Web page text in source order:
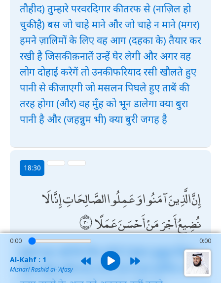
तौहीद) तुम्हारे परवरदिगार की तरफ से (नाज़िल हो
चुकी है) बस जो चाहे माने और जो चाहे न माने (मगर)
हमने ज़ालिमों के लिए वह आग (दहका के) तैयार कर
रखी है जिसकी क़नातें उन्हें घेर लेगी और अगर वह
लोग दोहाई करेगें तो उनकी फरियाद रसी खौलते हुए
पानी से की जाएगी जो मसलन पिघले हुए ताबें की
तरह होगा (और) वह मुँह को भून डालेगा क्या बुरा
पानी है और (जहन्नुम भी) क्या बुरी जगह है
18:30
إِنَّ الَّذِينَ آمَنُوا وَعَمِلُوا الصَّالِحَاتِ إِنَّا لَا
نُضِيعُ أَجْرَ مَنْ أَحْسَنَ عَمَلًا
इसमें शक़ नहीं कि जिन लोगों ने ईमान कुबूल किया
और अच्छे अच्छे काम करते रहे तो हम हरगिज़ अच्छे
0:00 0:00
Al-Kahf : 1
Mishari Rashid al-`Afasy